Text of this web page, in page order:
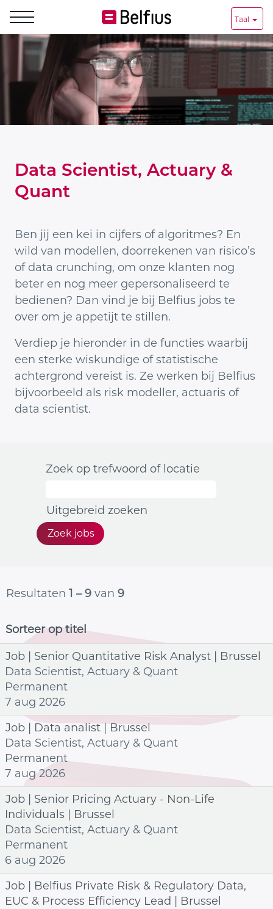
Taal
Data
Scientist,
Actuary
Quant
Data Scientist, Actuary &
Quant
Ben jij een kei in cijfers of algoritmes? En
wild van modellen, doorrekenen van risico’s
of data crunching, om onze klanten nog
beter en nog meer gepersonaliseerd te
bedienen? Dan vind je bij Belfius jobs te
over om je appetijt te stillen.
Verdiep je hieronder in de functies waarbij
een sterke wiskundige of statistische
achtergrond vereist is. Ze werken bij Belfius
bijvoorbeeld als risk modeller, actuaris of
data scientist.
Zoek op trefwoord of locatie
Uitgebreid zoeken
Resultaten 1 – 9 van 9
Sorteer op titel
Job | Senior Quantitative Risk Analyst | Brussel
Data Scientist, Actuary & Quant
Permanent
7 aug 2026
Job | Data analist | Brussel
Data Scientist, Actuary & Quant
Permanent
7 aug 2026
Job | Senior Pricing Actuary - Non-Life
Individuals | Brussel
Data Scientist, Actuary & Quant
Permanent
6 aug 2026
Job | Belfius Private Risk & Regulatory Data,
EUC & Process Efficiency Lead | Brussel